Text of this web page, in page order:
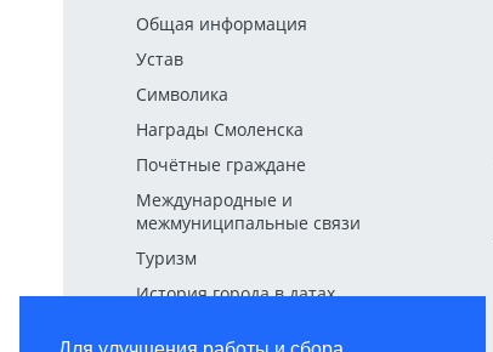
Общая информация
Устав
Символика
Награды Смоленска
Почётные граждане
Международные и
межмуниципальные связи
Туризм
История города в датах